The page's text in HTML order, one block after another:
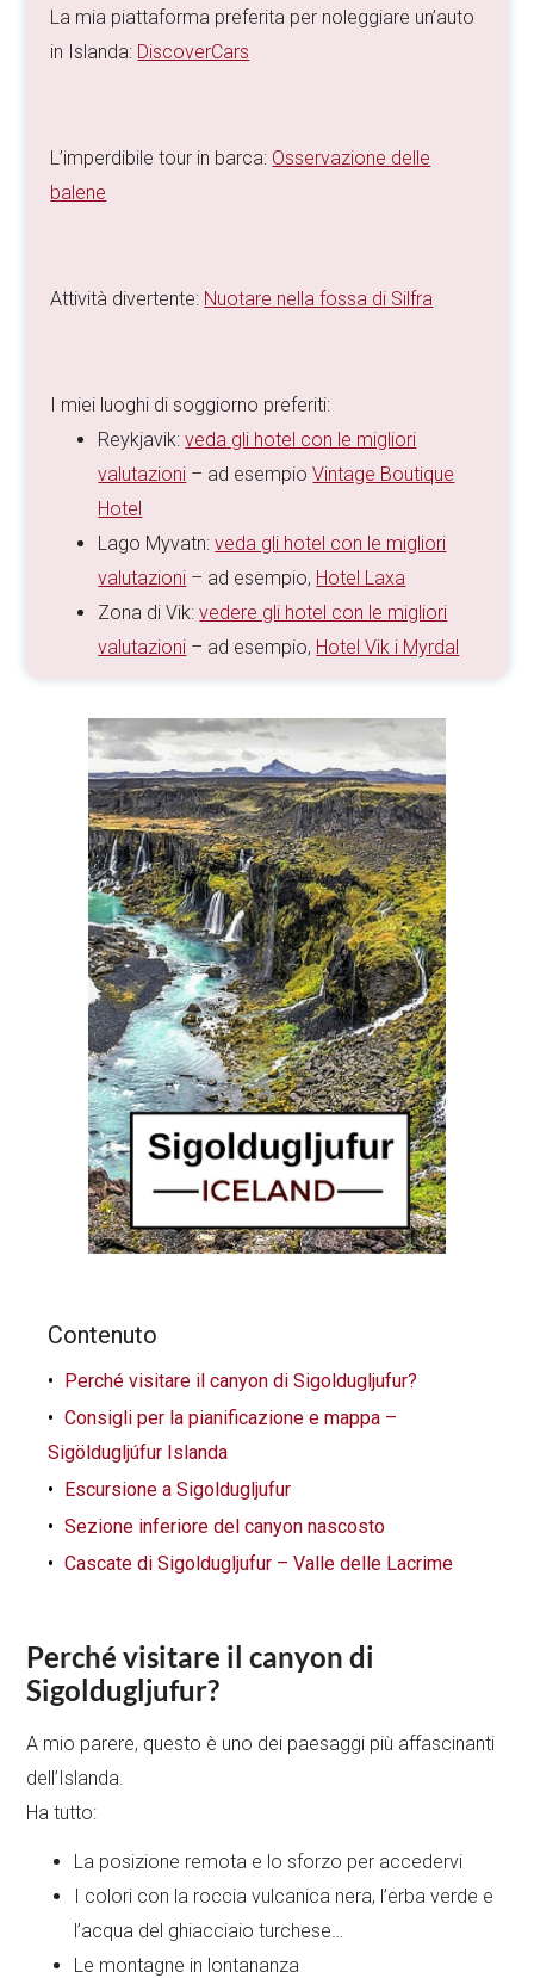
La mia piattaforma preferita per noleggiare un’auto
in Islanda: DiscoverCars
L’imperdibile tour in barca: Osservazione delle
balene
Attività divertente: Nuotare nella fossa di Silfra
I miei luoghi di soggiorno preferiti:
Reykjavik:veda gli hotel con le migliori
valutazioni – ad esempioVintage Boutique
Hotel
Lago Myvatn:veda gli hotel con le migliori
valutazioni – ad esempio, Hotel Laxa
Zona di Vik:vedere gli hotel con le migliori
valutazioni – ad esempio, Hotel Vik i Myrdal
Contenuto
Perché visitare il canyon di Sigoldugljufur?
Consigli per la pianificazione e mappa –
Sigöldugljúfur Islanda
Escursione a Sigoldugljufur
Sezione inferiore del canyon nascosto
Cascate di Sigoldugljufur – Valle delle Lacrime
Perché visitare il canyon di
Sigoldugljufur?
A mio parere, questo è uno dei paesaggi più affascinanti
dell’Islanda.
Ha tutto:
La posizione remota e lo sforzo per accedervi
I colori con la roccia vulcanica nera, l’erba verde e
l’acqua del ghiacciaio turchese…
Le montagne in lontananza